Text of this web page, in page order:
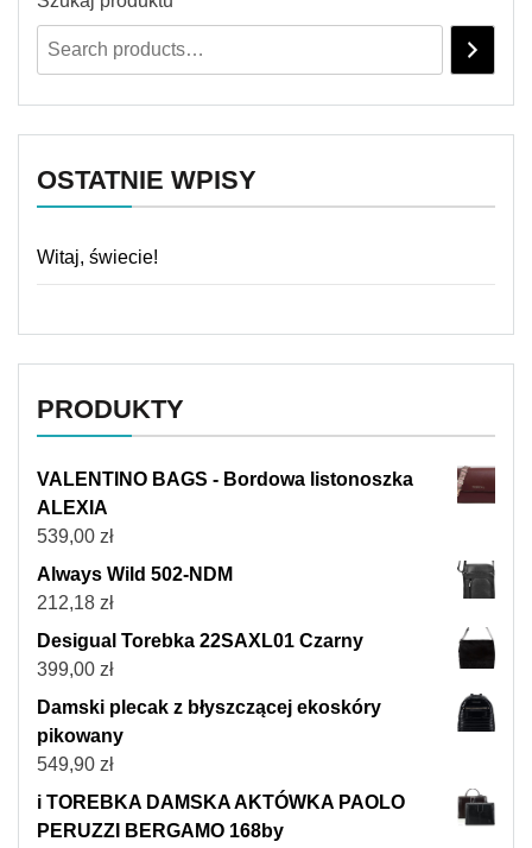
OSTATNIE WPISY
Witaj, świecie!
PRODUKTY
VALENTINO BAGS - Bordowa listonoszka
ALEXIA
539,00 zł
Always Wild 502-NDM
212,18 zł
Desigual Torebka 22SAXL01 Czarny
399,00 zł
Damski plecak z błyszczącej ekoskóry
pikowany
549,90 zł
i TOREBKA DAMSKA AKTÓWKA PAOLO
PERUZZI BERGAMO 168by